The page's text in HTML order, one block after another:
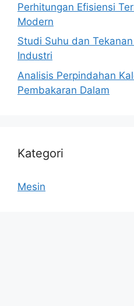
Perhitungan Efisiensi
Modern
Studi Suhu dan
Industri
Analisis Perpindahan
Pembakaran Dalam
Kategori
Mesin